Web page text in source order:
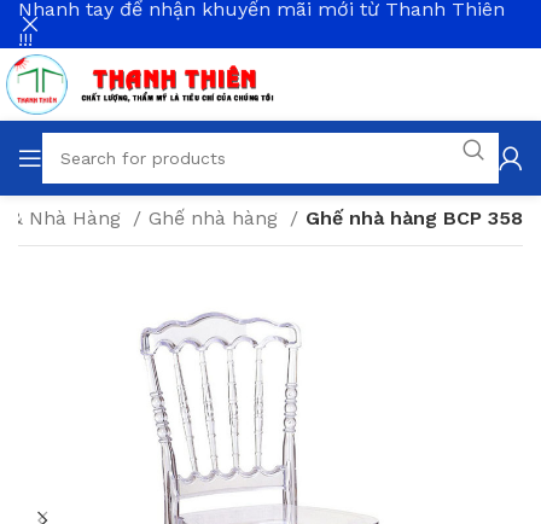
& Nhà Hàng Ghế nhà hàng Ghế nhà hàng BCP 358
Nhanh tay để nhận khuyến mãi mới từ Thanh Thiên
!!!